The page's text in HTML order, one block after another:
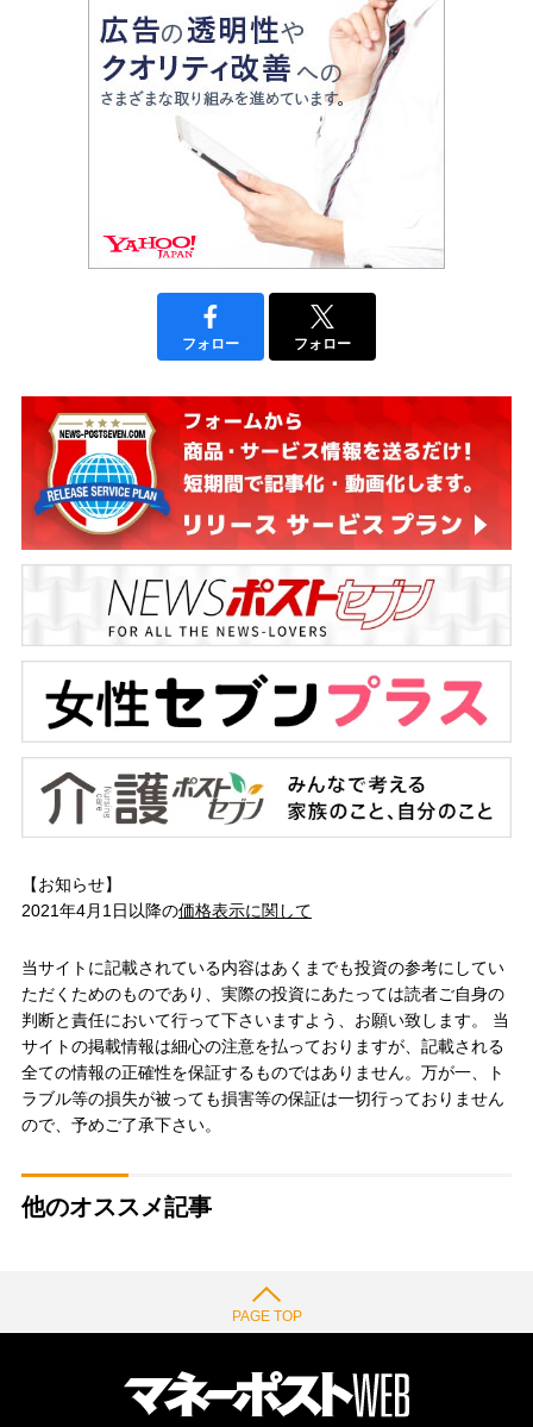
フォロー フォロー
【お知らせ】
2021年4月1日以降の価格表示に関して
当サイトに記載されている内容はあくまでも投資の参考にしてい
ただくためのものであり、実際の投資にあたっては読者ご自身の
判断と責任において行って下さいますよう、お願い致します。 当
サイトの掲載情報は細心の注意を払っておりますが、記載される
全ての情報の正確性を保証するものではありません。万が一、ト
ラブル等の損失が被っても損害等の保証は一切行っておりません
ので、予めご了承下さい。
他のオススメ記事
PAGE TOP